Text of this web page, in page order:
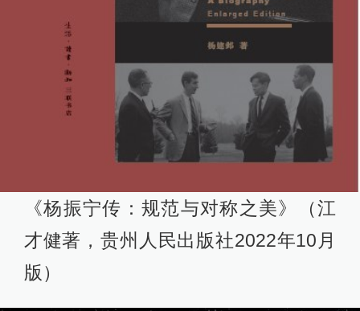
《杨振宁传：规范与对称之美》（江
才健著，贵州人民出版社2022年10月
版）